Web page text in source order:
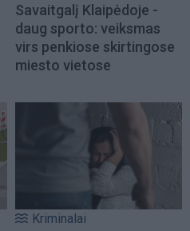
Savaitgalį Klaipėdoje -
daug sporto: veiksmas
virs penkiose skirtingose
miesto vietose
Kriminalai